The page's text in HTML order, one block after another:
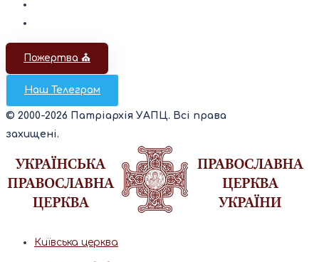
Пожертва ⛪️
Наш Телеграм
© 2000-2026 Патріархія УАПЦ. Всі права
захищені.
Київська церква